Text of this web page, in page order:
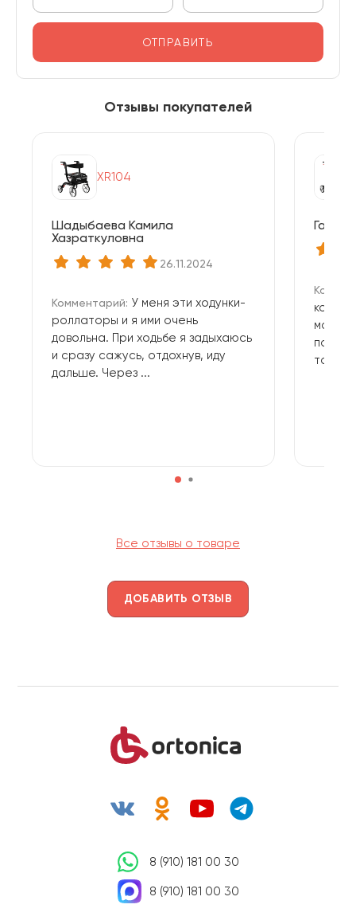
Отзывы покупателей
XR104
Шадыбаева Камила
Хазраткуловна
26.11.2024
Комментарий: У меня эти ходунки-
роллаторы и я ими очень
довольна. При ходьбе я задыхаюсь
и сразу сажусь, отдохнув, иду
дальше. Через ...
Все отзывы о товаре
ДОБАВИТЬ ОТЗЫВ
ОТПРАВИТЬ
8 (910) 181 00 30
8 (910) 181 00 30